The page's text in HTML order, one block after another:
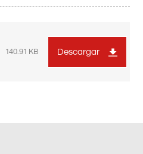
140.91 KB Descargar